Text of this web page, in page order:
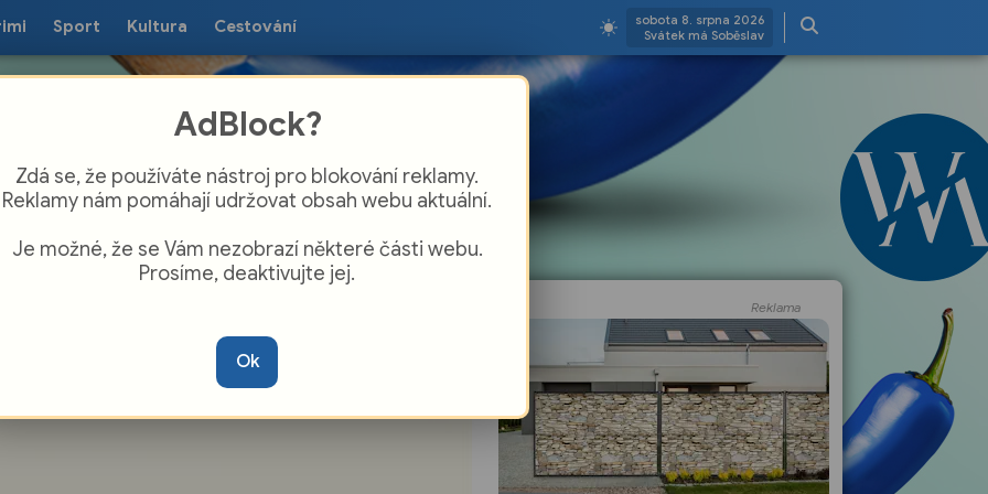
Sport Kultura Cestování
sobota 8. srpna 2026
Svátek má Soběslav
Střihavka… Na Prokopské do Mirošova
přijede české hudební nebe
Reklama
AdBlock?
Zdá se, že používáte nástroj pro blokování reklamy.
Reklamy nám pomáhají udržovat obsah webu aktuální.
Je možné, že se Vám nezobrazí některé části webu.
Prosíme, deaktivujte jej.
Ok